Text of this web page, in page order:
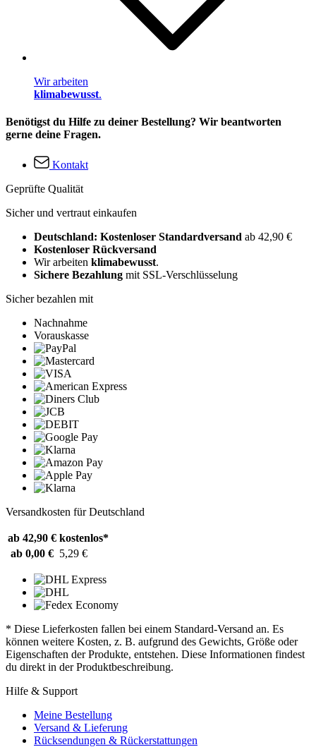
Wir arbeiten
klimabewusst.
Benötigst du Hilfe zu deiner Bestellung? Wir beantworten
gerne deine Fragen.
Kontakt
Geprüfte Qualität
Sicher und vertraut einkaufen
Deutschland: Kostenloser Standardversand ab 42,90 €
Kostenloser Rückversand
Wir arbeiten klimabewusst.
Sichere Bezahlung mit SSL-Verschlüsselung
Sicher bezahlen mit
Nachnahme
Vorauskasse
Versandkosten für Deutschland
ab 42,90 € kostenlos*
ab 0,00 € 5,29 €
* Diese Lieferkosten fallen bei einem Standard-Versand an. Es
können weitere Kosten, z. B. aufgrund des Gewichts, Größe oder
Eigenschaften der Produkte, entstehen. Diese Informationen findest
du direkt in der Produktbeschreibung.
Hilfe & Support
Meine Bestellung
Versand & Lieferung
Rücksendungen & Rückerstattungen